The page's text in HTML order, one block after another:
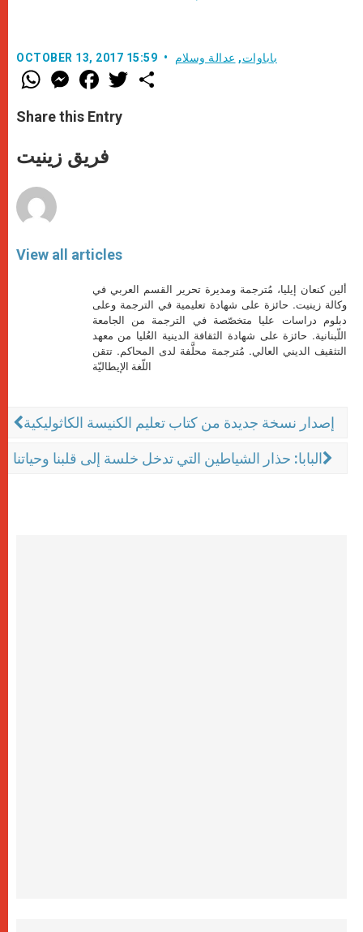
OCTOBER 13, 2017 15:59 باباوات, عدالة وسلام
W
h
t
s
p
p
M
e
s
e
g
e
F
a
e
b
o
k
w
Share this Entry
فريق زينيت
View all articles
ألين كنعان إيليا، مُترجمة ومديرة تحرير القسم العربي في
وكالة زينيت. حائزة على شهادة تعليمية في الترجمة وعلى
دبلوم دراسات عليا متخصّصة في الترجمة من الجامعة
اللّبنانية. حائزة على شهادة الثقافة الدينية العُليا من معهد
التثقيف الديني العالي. مُترجمة محلَّفة لدى المحاكم. تتقن
اللّغة الإيطاليّة
إصدار نسخة جديدة من كتاب تعليم الكنيسة الكاثوليكية
البابا: حذار الشياطين التي تدخل خلسة إلى قلبنا وحياتنا